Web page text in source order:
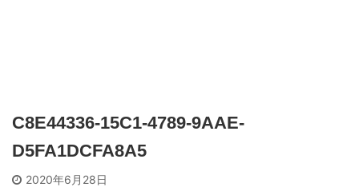
C8E44336-15C1-4789-9AAE-
D5FA1DCFA8A5
2020年6月28日